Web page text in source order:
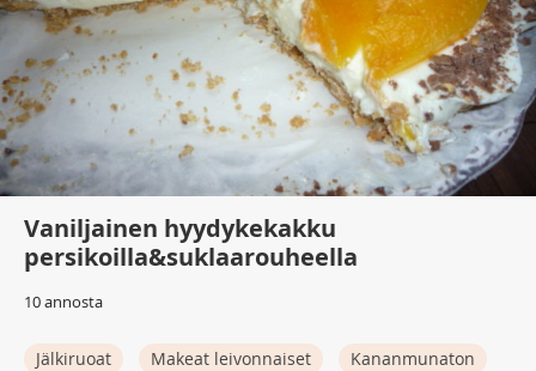
Vaniljainen hyydykekakku
persikoilla&suklaarouheella
10 annosta
Jälkiruoat Makeat leivonnaiset
Kananmunaton